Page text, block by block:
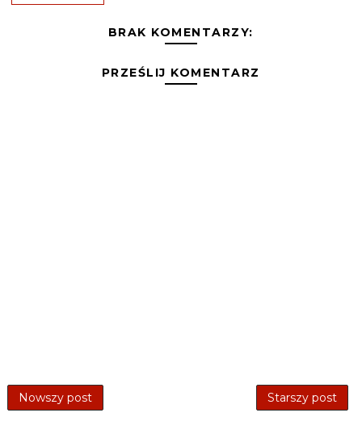
BRAK KOMENTARZY:
PRZEŚLIJ KOMENTARZ
Nowszy post Starszy post